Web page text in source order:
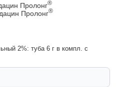
Пролонг®
Пролонг®
2%: туба 6 г в компл. с